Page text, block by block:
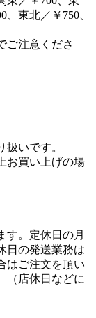
東北／￥750、
ご注意くださ
いです。
お買い上げの場
す。定休日の月
日の発送業務は
はご注文を頂い
（店休日などに